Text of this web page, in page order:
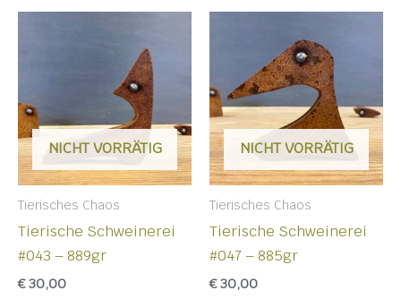
NICHT VORRÄTIG
Tierisches Chaos
Tierische Schweinerei
#043 – 889gr
€30,00
NICHT VORRÄTIG
Tierisches Chaos
Tierische Schweinerei
#047 – 885gr
€30,00